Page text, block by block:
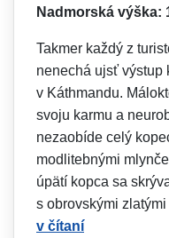
Nadmorská výška:
Takmer každý z
nenechá ujsť výstup
v Káthmandu.
svoju karmu a
nezaobíde celý
modlitebnými
úpätí kopca sa
s obrovskými
v čítaní